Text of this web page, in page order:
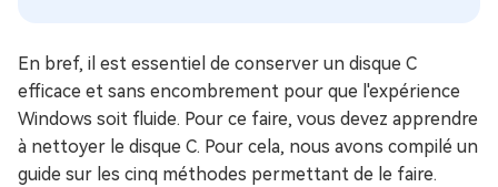
En bref, il est essentiel de conserver un disque C
efficace et sans encombrement pour que l'expérience
Windows soit fluide. Pour ce faire, vous devez apprendre
à nettoyer le disque C. Pour cela, nous avons compilé un
guide sur les cinq méthodes permettant de le faire.